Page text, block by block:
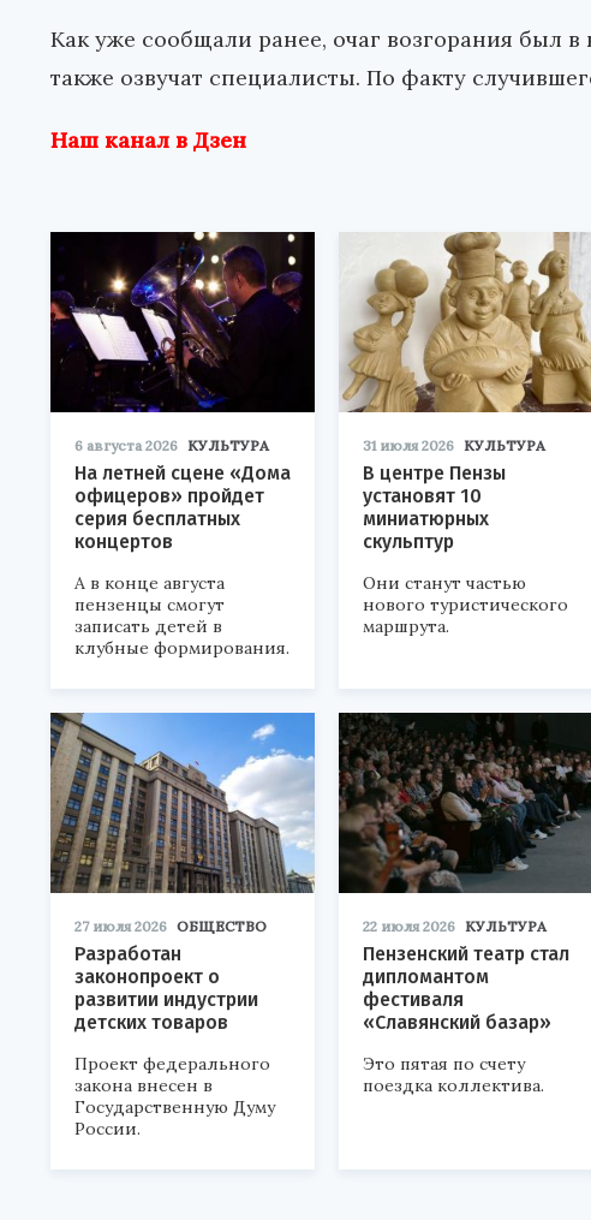
Как уже сообщали ранее, очаг возгорания был
также озвучат специалисты. По факту
Наш канал в Дзен
6 августа 2026 КУЛЬТУРА
На летней сцене «Дома
офицеров» пройдет
серия бесплатных
концертов
А в конце августа
пензенцы смогут
записать детей в
клубные формирования.
31 июля 2026 КУЛЬТУРА
В центре Пензы
установят 10
миниатюрных
скульптур
Они станут частью
нового туристического
маршрута.
27 июля 2026 ОБЩЕСТВО
Разработан
законопроект о
развитии индустрии
детских товаров
Проект федерального
закона внесен в
Государственную Думу
России.
22 июля 2026 КУЛЬТУРА
Пензенский театр стал
дипломантом
фестиваля
«Славянский базар»
Это пятая по счету
поездка коллектива.